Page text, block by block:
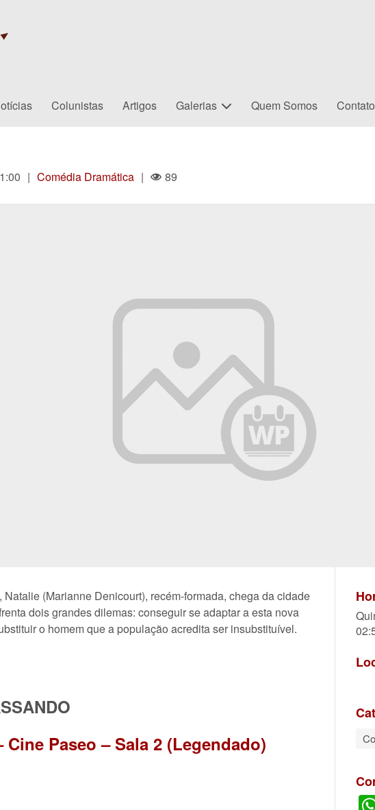
Colunistas Artigos Galerias Quem Somos Contato
| Comédia Dramática | 89
(Marianne Denicourt), recém-formada, chega da cidade
dois grandes dilemas: conseguir se adaptar a esta nova
o homem que a população acredita ser insubstituível.
Cine Paseo – Sala 2 (Legendado)